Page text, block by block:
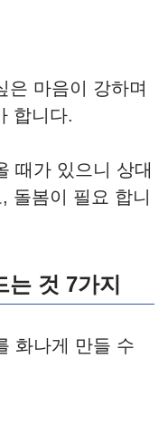
은 마음이 강하며
합니다.
때가 있으니 상대
돌봄이 필요 합니
것 7가지
화나게 만들 수